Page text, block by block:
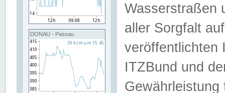
DONAU - Passau
Wasserstraßen
aller Sorgfalt
veröffentlichten
ITZBund und